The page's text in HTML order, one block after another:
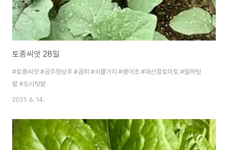
토종씨앗 28일
#토종씨앗 #공주청상추 #곰취 #쇠뿔가지 #붕어초 #괘산찰토마토 #월하텃
밭 #도시텃밭
2021. 6. 14.